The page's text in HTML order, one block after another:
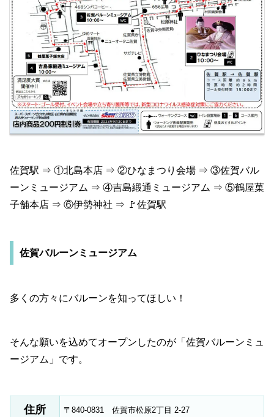
佐賀駅 ⇒ ①北島本店 ⇒ ②ひなまつり会場 ⇒ ③佐賀バル
ーンミュージアム ⇒ ④吉島緞通ミュージアム ⇒ ⑤鶴屋菓
子舗本店 ⇒ ⑥伊勢神社 ⇒ 🚩佐賀駅
佐賀バルーンミュージアム
多くの方々にバルーンを知ってほしい！
そんな願いを込めてオープンしたのが「佐賀バルーンミュ
ージアム」です。
住所 〒840-0831 佐賀市松原2丁目 2-27